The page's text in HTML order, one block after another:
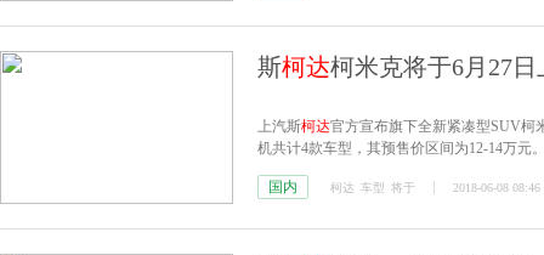
斯柯达柯米克将于6月27
上汽斯柯达官方宣布旗下全新紧凑型SUV柯
机共计4款车型，其预售价区间为12-14万元
国内 柯达 车型 将于 2018-06-08 08:46